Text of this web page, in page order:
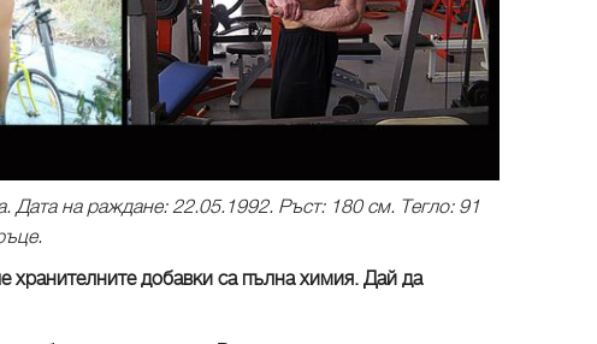
Дата на раждане: 22.05.1992. Ръст: 180 см. Тегло: 91
хранителните добавки са пълна химия. Дай да